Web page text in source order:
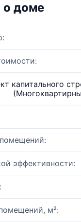
доме
капитального
эффективности:
м²: